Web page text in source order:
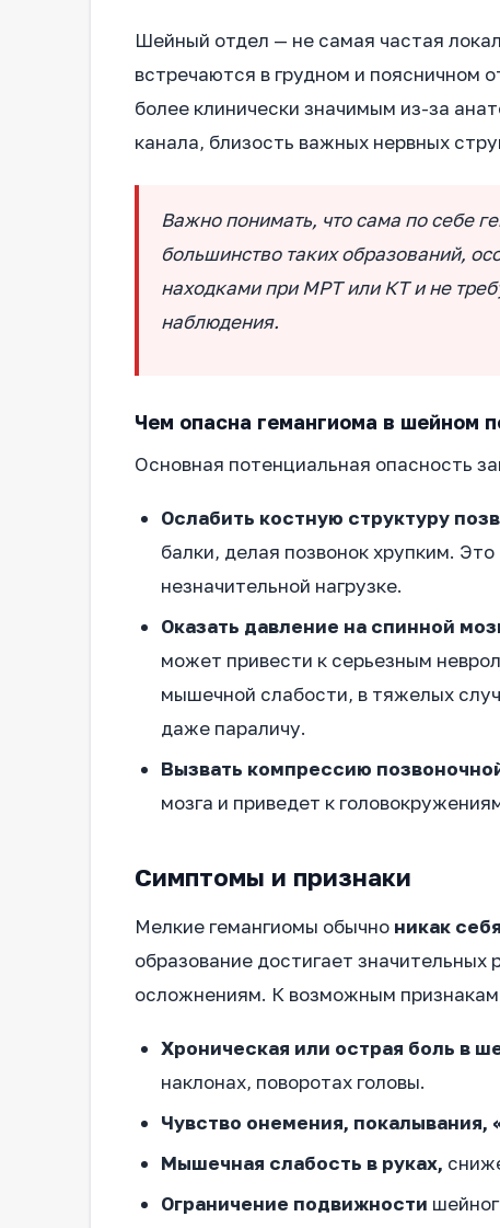
Шейный отдел — не самая частая
встречаются в грудном и поясничном
более клинически значимым из-за
канала, близость важных нервных
Важно понимать, что сама по себе
большинство таких образований,
находками при МРТ или КТ и не
наблюдения.
Чем опасна гемангиома в шейном
Основная потенциальная опасность
Ослабить костную структуру
балки, делая позвонок хрупким.
незначительной нагрузке.
Оказать давление на спинной
может привести к серьезным
мышечной слабости, в тяжелых
даже параличу.
Вызвать компрессию
мозга и приведет к
Симптомы и признаки
Мелкие гемангиомы обычно никак
образование достигает значительных
осложнениям. К возможным
Хроническая или острая боль в
наклонах, поворотах головы.
Чувство онемения, покалывания,
Мышечная слабость в руках,
Ограничение подвижности